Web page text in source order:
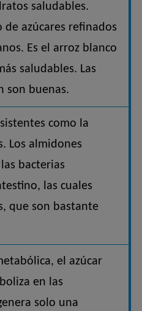
saludables.
de azúcares refinados
Es el arroz blanco
saludables. Las
son buenas.
como la
Los almidones
bacterias
las cuales
que son bastante
el azúcar
en las
solo una